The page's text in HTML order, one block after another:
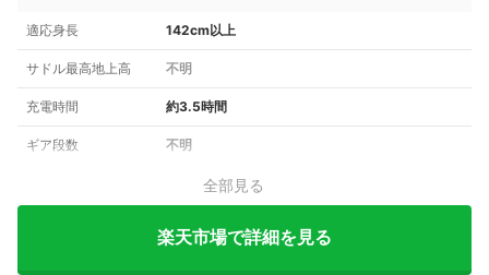
適応身長 142cm以上
サドル最高地上高 不明
充電時間 約3.5時間
ギア段数 不明
全部見る
楽天市場で詳細を見る